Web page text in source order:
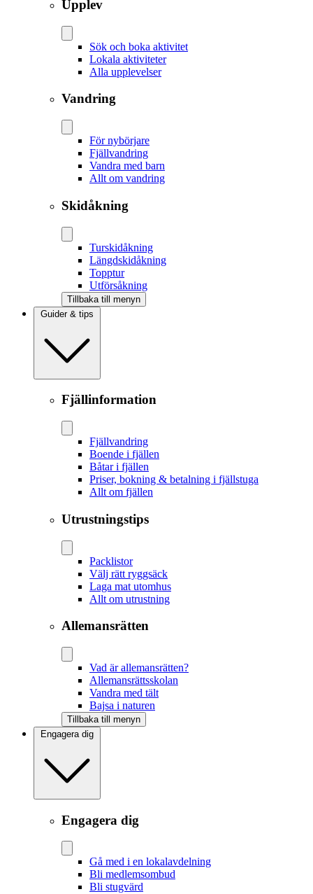
Upplev
Sök och boka aktivitet
Lokala aktiviteter
Alla upplevelser
Vandring
För nybörjare
Fjällvandring
Vandra med barn
Allt om vandring
Skidåkning
Tur­skidåkning
Längd­skidåkning
Topptur
Utförsåkning
Tillbaka till menyn
Guider & tips
Fjällinformation
Fjällvandring
Boende i fjällen
Båtar i fjällen
Priser, bokning & betalning i fjällstuga
Allt om fjällen
Utrustningstips
Packlistor
Välj rätt ryggsäck
Laga mat utomhus
Allt om utrustning
Allemansrätten
Vad är allemansrätten?
Allemansrättsskolan
Vandra med tält
Bajsa i naturen
Tillbaka till menyn
Engagera dig
Engagera dig
Gå med i en lokalavdelning
Bli medlemsombud
Bli stugvärd